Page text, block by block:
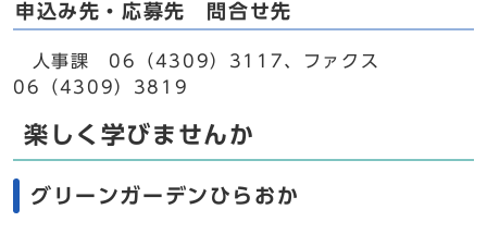
申込み先・応募先 問合せ先
人事課 06（4309）3117、ファクス
06（4309）3819
楽しく学びませんか
グリーンガーデンひらおか